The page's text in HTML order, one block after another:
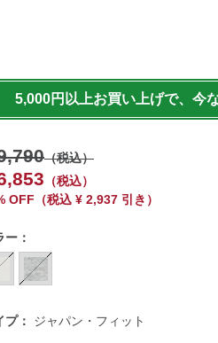
5,000円以上お買い上げで、今
（税込）
（税込）
OFF （税込 ¥ 2,937 引き）
ー：
プ： ジャパン・フィット